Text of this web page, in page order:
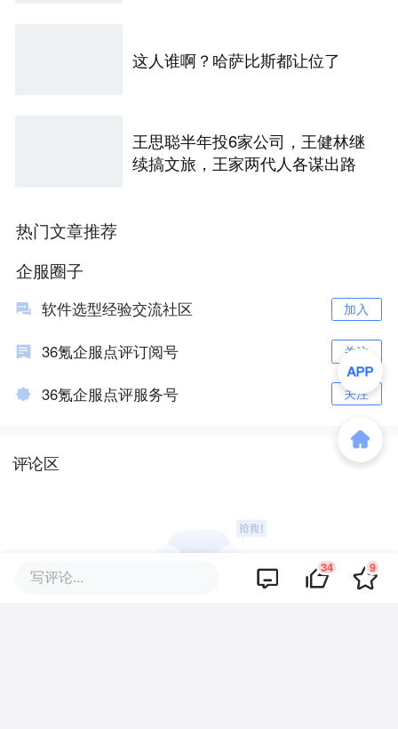
这人谁啊？哈萨比斯都让位了
王思聪半年投6家公司，王健林继
续搞文旅，王家两代人各谋出路
热门文章推荐
企服圈子
软件选型经验交流社区 加入
36氪企服点评订阅号 关注
36氪企服点评服务号 关注
评论区
写评论... 34 9